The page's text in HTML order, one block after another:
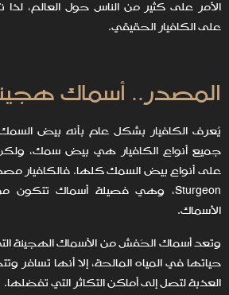
الأمر على كثير من الناس حول العالم،
على الكافيار الحقيقي.
المصدر.. أسماك
يُعرف الكافيار بشكل عام بأنه بيض
جميع أنواع الكافيار هي بيض سمك،
على أنواع بيض السمك كلها. فالكافيار
الأسماك.
وتعد أسماك الحَفش من الأسماك الهجينة
حياتها في المياه المالحة، إلا أنها تسافر
العذبة لتصل إلى أماكن التكاثر التي تفضلها.